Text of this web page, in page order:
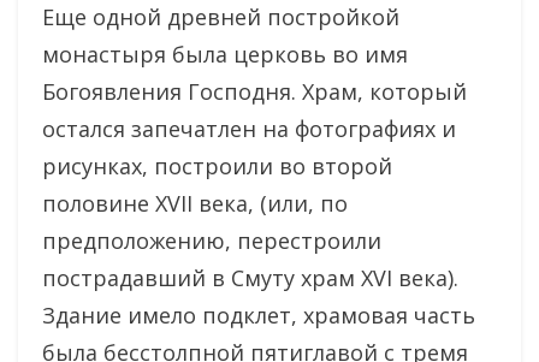
Еще одной древней постройкой
монастыря была церковь во имя
Богоявления Господня. Храм, который
остался запечатлен на фотографиях и
рисунках, построили во второй
половине XVII века, (или, по
предположению, перестроили
пострадавший в Смуту храм XVI века).
Здание имело подклет, храмовая часть
была бесстолпной пятиглавой с тремя